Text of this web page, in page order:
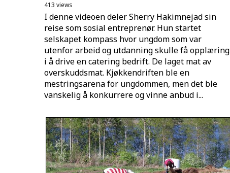
413 views
I denne videoen deler Sherry Hakimnejad sin
reise som sosial entreprenør. Hun startet
selskapet kompass hvor ungdom som var
utenfor arbeid og utdanning skulle få opplæring
i å drive en catering bedrift. De laget mat av
overskuddsmat. Kjøkkendriften ble en
mestringsarena for ungdommen, men det ble
vanskelig å konkurrere og vinne anbud i...